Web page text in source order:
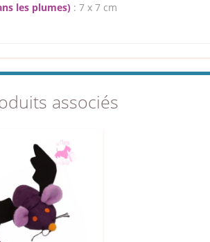
les plumes) : 7 x 7 cm
associés